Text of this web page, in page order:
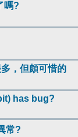
嗎?
，但頗可惜的
has bug?
常?